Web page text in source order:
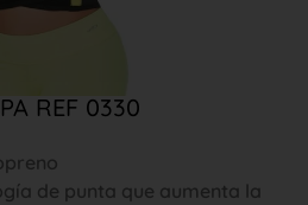
REF 0330
de punta que aumenta la